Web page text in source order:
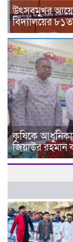
উৎসবমুখর
বিদ্যালয়ের
কৃষিকে
জিয়াউর